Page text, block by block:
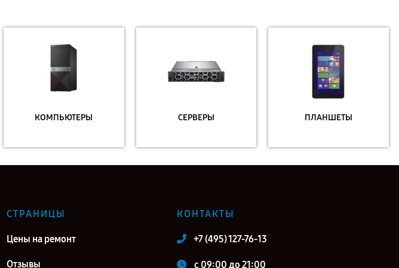
КОМПЬЮТЕРЫ СЕРВЕРЫ ПЛАНШЕТЫ
СТРАНИЦЫ
Цены на ремонт
Отзывы
КОНТАКТЫ
+7 (495) 127-76-13
c 09:00 до 21:00